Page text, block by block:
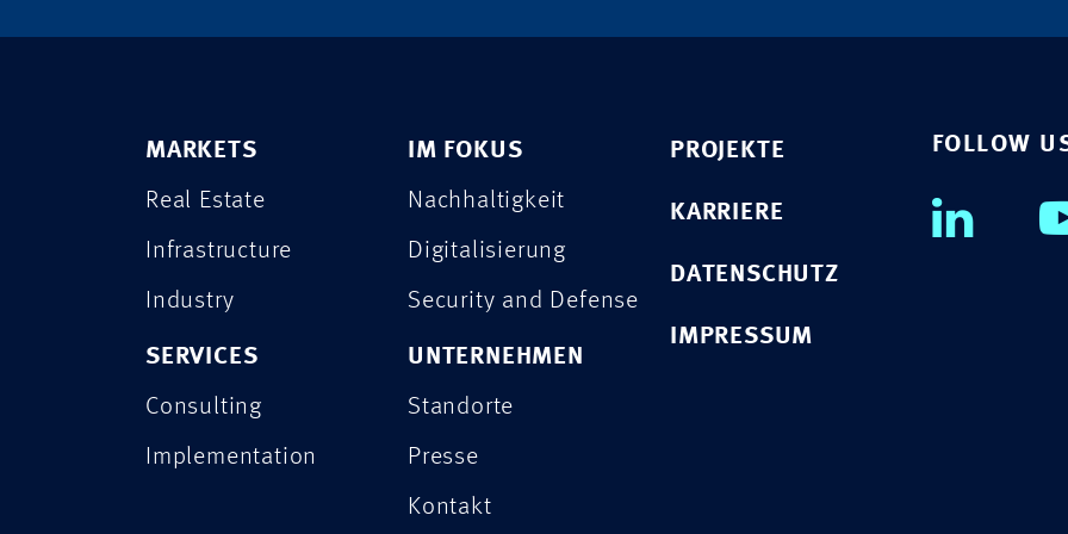
MARKETS
Real Estate
Infrastructure
Industry
SERVICES
Consulting
Implementation
IM FOKUS
Nachhaltigkeit
Digitalisierung
Security and Defense
UNTERNEHMEN
Standorte
Presse
Kontakt
PROJEKTE
KARRIERE
DATENSCHUTZ
IMPRESSUM
FOLLOW